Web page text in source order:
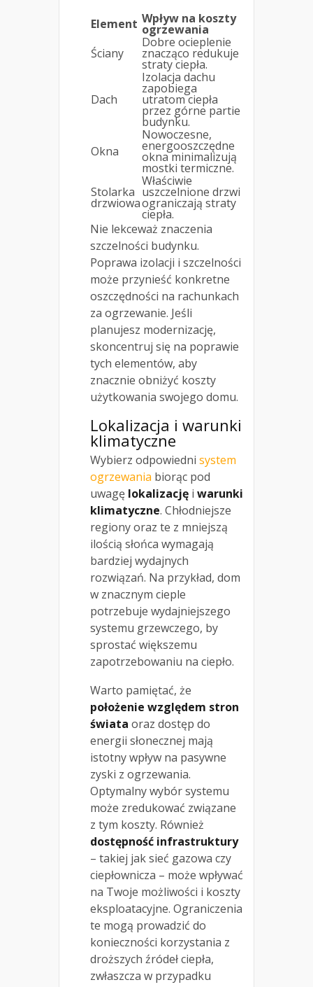
Element Wpływ na koszty
ogrzewania
Ściany
Dobre ocieplenie
znacząco redukuje
straty ciepła.
Dach
Izolacja dachu
zapobiega
utratom ciepła
przez górne partie
budynku.
Okna
Nowoczesne,
energooszczędne
okna minimalizują
mostki termiczne.
Stolarka
drzwiowa
Właściwie
uszczelnione drzwi
ograniczają straty
ciepła.
Nie lekceważ znaczenia
szczelności budynku.
Poprawa izolacji i szczelności
może przynieść konkretne
oszczędności na rachunkach
za ogrzewanie. Jeśli
planujesz modernizację,
skoncentruj się na poprawie
tych elementów, aby
znacznie obniżyć koszty
użytkowania swojego domu.
Lokalizacja i warunki
klimatyczne
Wybierz odpowiedni system
ogrzewania biorąc pod
uwagę lokalizację i warunki
klimatyczne. Chłodniejsze
regiony oraz te z mniejszą
ilością słońca wymagają
bardziej wydajnych
rozwiązań. Na przykład, dom
w znacznym cieple
potrzebuje wydajniejszego
systemu grzewczego, by
sprostać większemu
zapotrzebowaniu na ciepło.
Warto pamiętać, że
położenie względem stron
świata oraz dostęp do
energii słonecznej mają
istotny wpływ na pasywne
zyski z ogrzewania.
Optymalny wybór systemu
może zredukować związane
z tym koszty. Również
dostępność infrastruktury
– takiej jak sieć gazowa czy
ciepłownicza – może wpływać
na Twoje możliwości i koszty
eksploatacyjne. Ograniczenia
te mogą prowadzić do
konieczności korzystania z
droższych źródeł ciepła,
zwłaszcza w przypadku